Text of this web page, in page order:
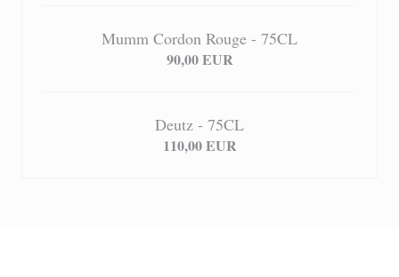
Mumm Cordon Rouge - 75CL
90,00 EUR
Deutz - 75CL
110,00 EUR